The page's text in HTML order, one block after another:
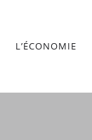
L’ÉCONOMIE